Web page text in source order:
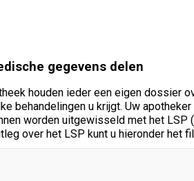
gegevens delen
houden ieder een eigen dossier
behandelingen u krijgt. Uw
worden uitgewisseld met het LSP
over het LSP kunt u hieronder het